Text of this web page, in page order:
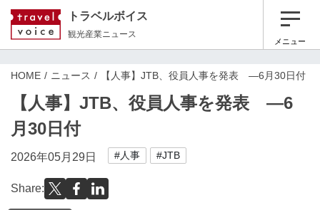
トラベルボイス
観光産業ニュース
メニュー
HOME ニュース 【人事】JTB、役員人事を発表 ―6月30日付
【人事】JTB、役員人事を発表 ―6
月30日付
2026年05月29日 #人事 #JTB
Share: